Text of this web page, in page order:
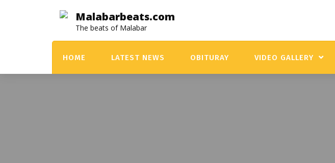
Malabarbeats.com
The beats of Malabar
HOME LATEST NEWS OBITURAY VIDEO GALLERY